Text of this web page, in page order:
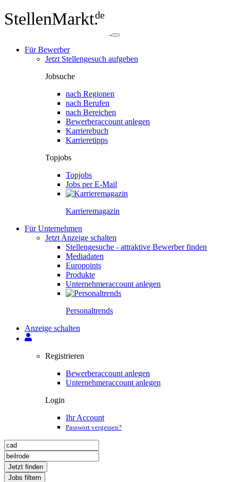
StellenMarkt.de
Für Bewerber
Jetzt Stellengesuch aufgeben
Jobsuche
nach Regionen
nach Berufen
nach Bereichen
Bewerberaccount anlegen
Karrierebuch
Karrieretipps
Topjobs
Topjobs
Jobs per E-Mail
Karriere­magazin
Für Unternehmen
Jetzt Anzeige schalten
Stellengesuche - attraktive Bewerber finden
Mediadaten
Europoints
Produkte
Unternehmeraccount anlegen
Personal­trends
Anzeige schalten
Registrieren
Bewerberaccount anlegen
Unternehmeraccount anlegen
Login
Ihr Account
Passwort vergessen?
Jetzt finden
Jobs filtern